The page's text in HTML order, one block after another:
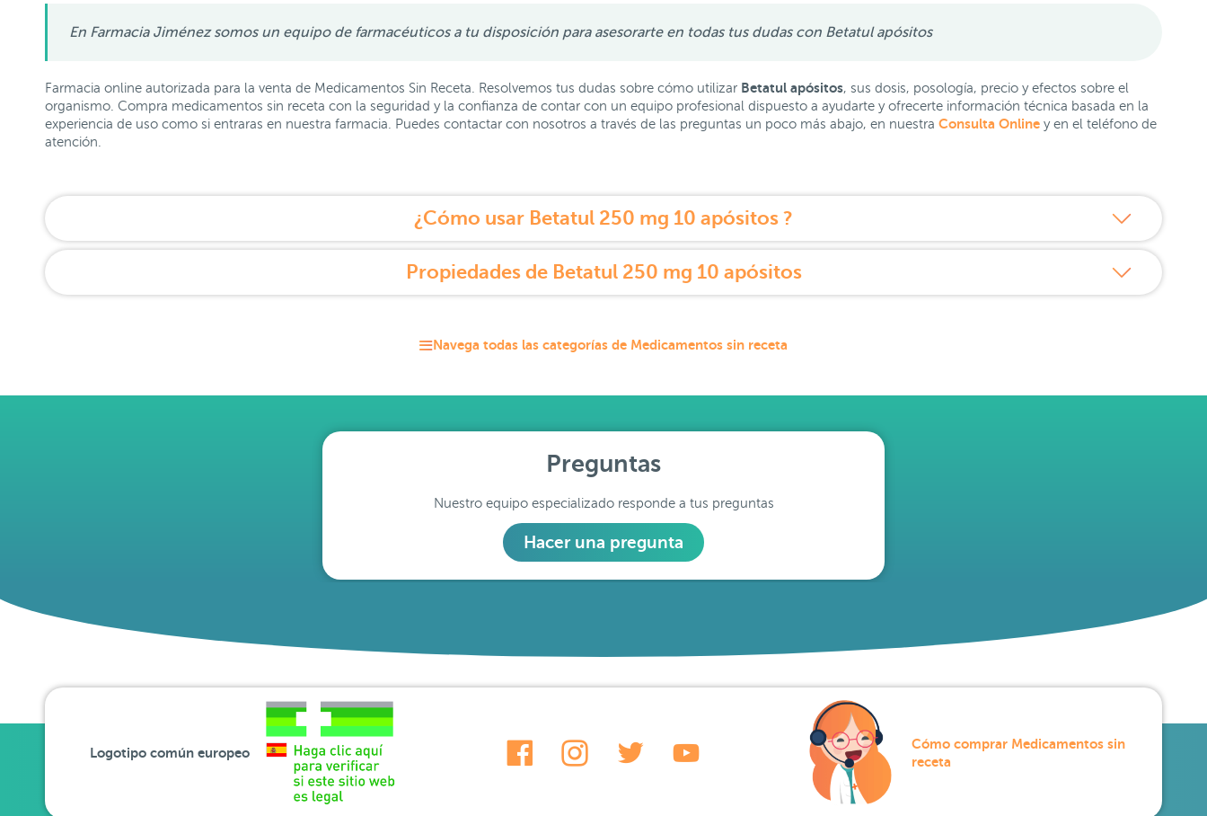
En Farmacia Jiménez somos un equipo de farmacéuticos a tu disposición para asesorarte en todas tus dudas con Betatul apósitos
Farmacia online autorizada para la venta de Medicamentos Sin Receta. Resolvemos tus dudas sobre cómo utilizar Betatul apósitos, sus dosis, posología, precio y efectos sobre el
organismo. Compra medicamentos sin receta con la seguridad y la confianza de contar con un equipo profesional dispuesto a ayudarte y ofrecerte información técnica basada en la
experiencia de uso como si entraras en nuestra farmacia. Puedes contactar con nosotros a través de las preguntas un poco más abajo, en nuestra Consulta Online y en el teléfono de
atención.
¿Cómo usar Betatul 250 mg 10 apósitos ?
Propiedades de Betatul 250 mg 10 apósitos
Navega todas las categorías de Medicamentos sin receta
Preguntas
Nuestro equipo especializado responde a tus preguntas
Hacer una pregunta
Logotipo común europeo
Cómo comprar Medicamentos sin
receta